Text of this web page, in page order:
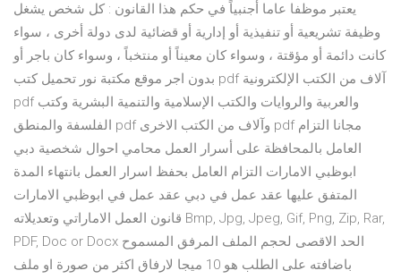
يعتبر موظفا عاما أجنبياً في حكم هذا القانون : كل شخص يشغل
وظيفة تشريعية أو تنفيذية أو إدارية أو قضائية لدى دولة أخرى ، سواء
كانت دائمة أو مؤقتة ، وسواء كان معيناً أو منتخباً ، وسواء كان باجر أو
بدون اجر موقع مكتبة نور تحميل كتب pdf آلاف من الكتب الإلكترونية
pdf والعربية والروايات والكتب الإسلامية والتنمية البشرية وكتب
الفلسفة والمنطق pdf وآلاف من الكتب الاخرى pdf مجانا التزام
العامل بالمحافظة على أسرار العمل محامي احوال شخصية دبي
ابوظبي الامارات التزام العامل بحفظ اسرار العمل بانتهاء المدة
المتفق عليها عقد عمل في دبي عقد عمل في ابوظبي الامارات
قانون العمل الاماراتي وتعديلاته Bmp, Jpg, Jpeg, Gif, Png, Zip, Rar,
PDF, Doc or Docx الحد الاقصى لحجم الملف المرفق المسموح
باضافته على الطلب هو 10 ميجا لارفاق اكثر من صورة او ملف